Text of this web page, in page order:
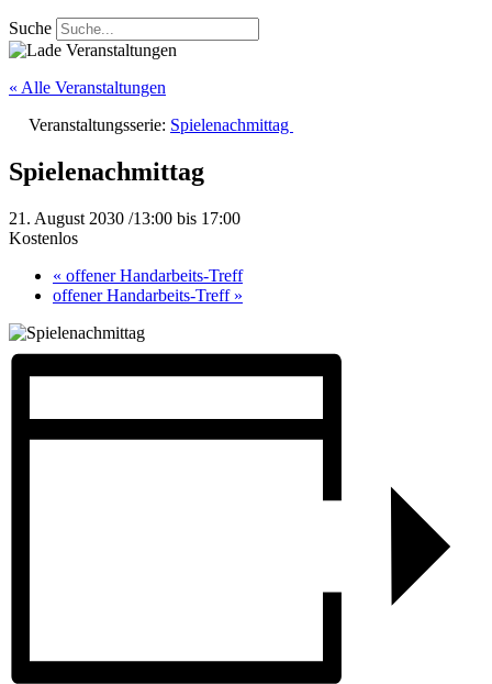
Suche
« Alle Veranstaltungen
Veranstaltungsserie: Spielenachmittag
Spielenachmittag
21. August 2030 /13:00 bis 17:00
Kostenlos
« offener Handarbeits-Treff
offener Handarbeits-Treff »